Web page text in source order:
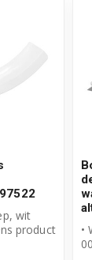
wit
product
•